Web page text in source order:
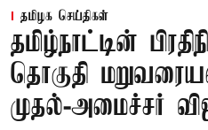
தமிழக செய்திகள்
தமிழ்நாட்டின்
தொகுதி
முதல்-அமைச்சர்